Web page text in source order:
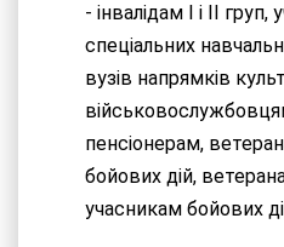
- інвалідам I і II груп,
спеціальних
вузів напрямків
пенсіонерам,
бойових дій,
учасникам бойових